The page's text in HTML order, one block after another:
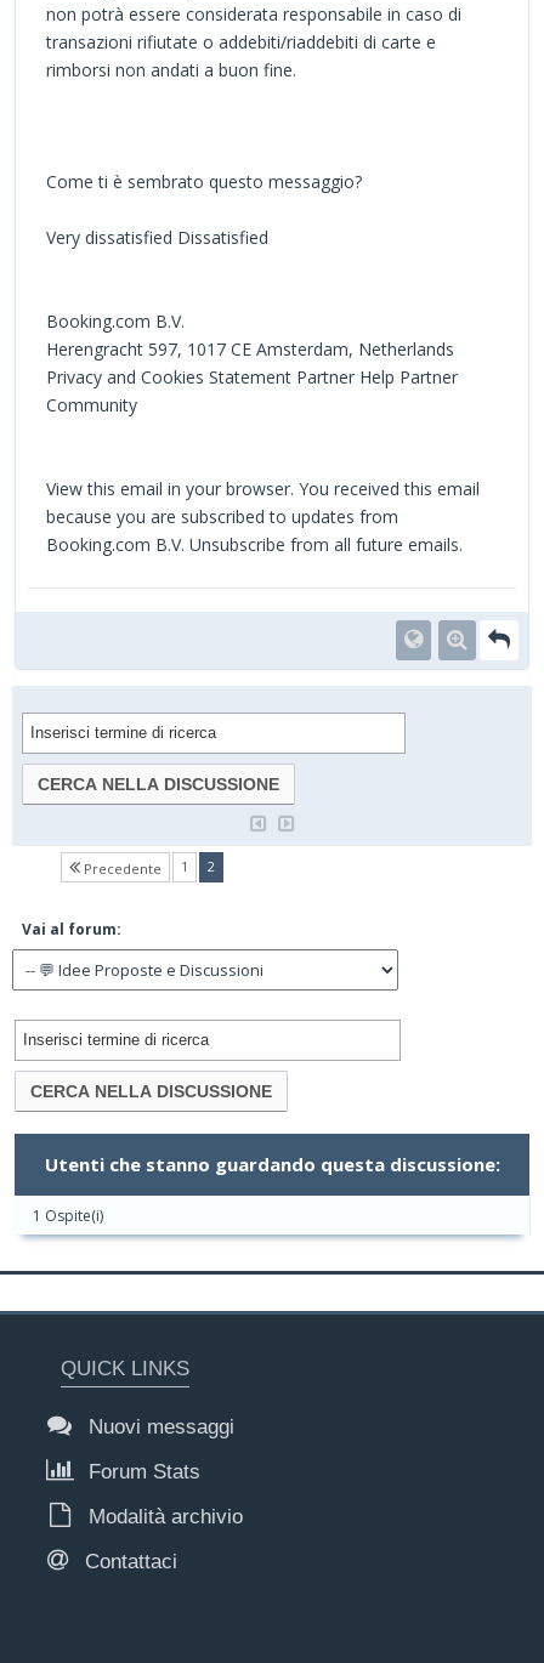
non potrà essere considerata responsabile in caso di
transazioni rifiutate o addebiti/riaddebiti di carte e
rimborsi non andati a buon fine.
Come ti è sembrato questo messaggio?
Very dissatisfied Dissatisfied
Booking.com B.V.
Herengracht 597, 1017 CE Amsterdam, Netherlands
Privacy and Cookies Statement Partner Help Partner
Community
View this email in your browser. You received this email
because you are subscribed to updates from
Booking.com B.V. Unsubscribe from all future emails.
Precedente 1 2(current)
Vai al forum:
Utenti che stanno guardando questa discussione:
1 Ospite(i)
QUICK LINKS
Nuovi messaggi
Forum Stats
Modalità archivio
Contattaci